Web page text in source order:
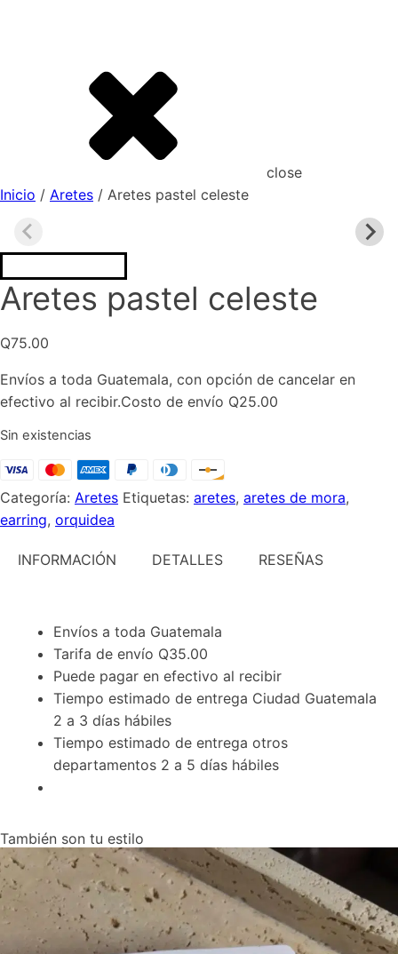
close
Inicio / Aretes / Aretes pastel celeste
Aretes pastel celeste
Q75.00
Envíos a toda Guatemala, con opción de cancelar en
efectivo al recibir.Costo de envío Q25.00
Sin existencias
Categoría: Aretes Etiquetas: aretes, aretes de mora,
earring, orquidea
INFORMACIÓN DETALLES RESEÑAS
Envíos a toda Guatemala
Tarifa de envío Q35.00
Puede pagar en efectivo al recibir
Tiempo estimado de entrega Ciudad Guatemala
2 a 3 días hábiles
Tiempo estimado de entrega otros
departamentos 2 a 5 días hábiles
También son tu estilo